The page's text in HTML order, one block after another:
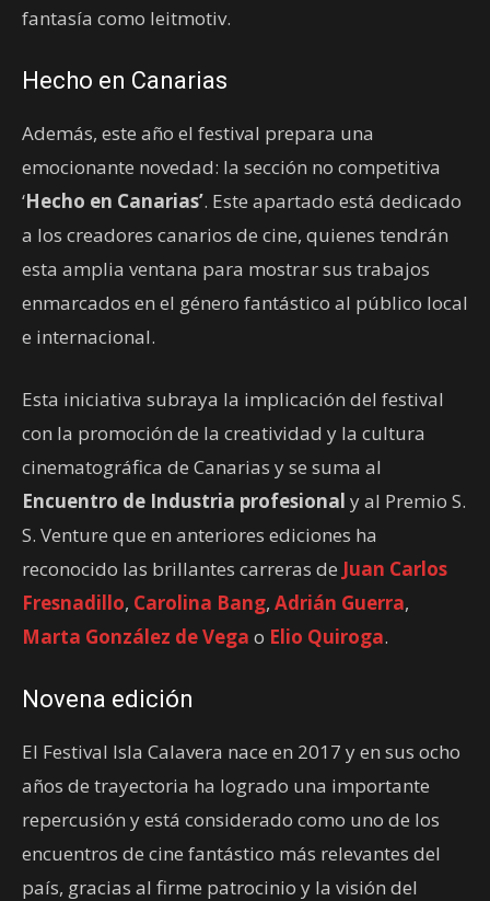
fantasía como leitmotiv.
Hecho en Canarias
Además, este año el festival prepara una
emocionante novedad: la sección no competitiva
‘Hecho en Canarias’. Este apartado está dedicado
a los creadores canarios de cine, quienes tendrán
esta amplia ventana para mostrar sus trabajos
enmarcados en el género fantástico al público local
e internacional.
Esta iniciativa subraya la implicación del festival
con la promoción de la creatividad y la cultura
cinematográfica de Canarias y se suma al
Encuentro de Industria profesional y al Premio S.
S. Venture que en anteriores ediciones ha
reconocido las brillantes carreras de Juan Carlos
Fresnadillo, Carolina Bang, Adrián Guerra,
Marta González de Vega o Elio Quiroga.
Novena edición
El Festival Isla Calavera nace en 2017 y en sus ocho
años de trayectoria ha logrado una importante
repercusión y está considerado como uno de los
encuentros de cine fantástico más relevantes del
país, gracias al firme patrocinio y la visión del